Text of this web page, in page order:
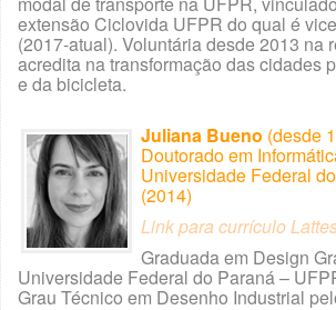
extensão Ciclovida UFPR do qual é
(2017-atual). Voluntária desde 2013 na
acredita na transformação das cidades
e da bicicleta.
Juliana Bueno (desde
Doutorado em
Universidade Federal
(2014)
Link para currículo
Graduada em Design
Universidade Federal do Paraná –
Grau Técnico em Desenho Industrial